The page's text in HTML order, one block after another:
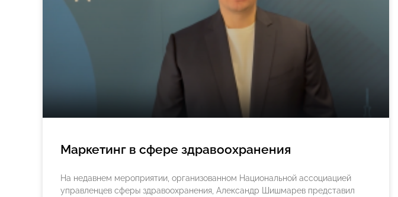
Маркетинг в сфере здравоохранения
На недавнем мероприятии, организованном Национальной ассоциацией
управленцев сферы здравоохранения, Александр Шишмарев представил